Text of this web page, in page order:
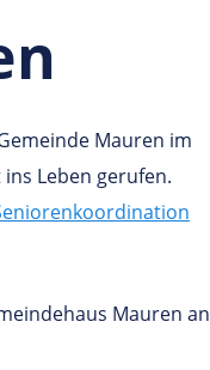
Mauren im
Leben gerufen.
Mauren an